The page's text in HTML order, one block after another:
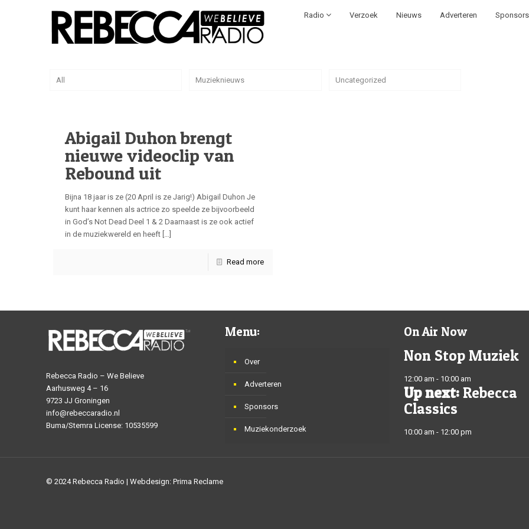
Radio Verzoek Nieuws Adverteren Sponsors
All Muzieknieuws Uncategorized
Abigail Duhon brengt
nieuwe videoclip van
Rebound uit
Bijna 18 jaar is ze (20 April is ze Jarig!) Abigail Duhon Je
kunt haar kennen als actrice zo speelde ze bijvoorbeeld
in God’s Not Dead Deel 1 & 2 Daarnaast is ze ook actief
in de muziekwereld en heeft[…]
Read more
Rebecca Radio – We Believe
Aarhusweg 4 – 16
9723 JJ Groningen
info@rebeccaradio.nl
Buma/Stemra License: 10535599
Menu:
Over
Adverteren
Sponsors
Muziekonderzoek
On Air Now
Non Stop Muziek
12:00 am - 10:00 am
Up next: Rebecca
Classics
10:00 am - 12:00 pm
© 2024 Rebecca Radio | Webdesign: Prima Reclame